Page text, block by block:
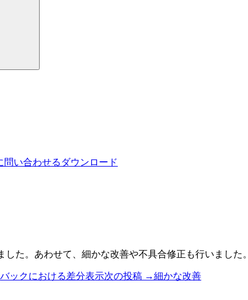
問い合わせる ダウンロード
した。あわせて、細かな改善や不具合修正も行いました。
ックにおける差分表示次の投稿 →細かな改善